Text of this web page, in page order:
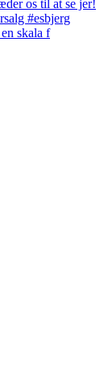
skala f